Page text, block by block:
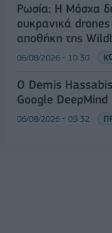
Ρωσία: Η Μόσχα
ουκρανικά
αποθήκη της
06/08/2026 - 10:30
Ο Demis
Google
06/08/2026 - 09:32